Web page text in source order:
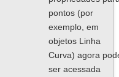
pontos (por
exemplo, em
objetos Linha
Curva) agora
ser acessada